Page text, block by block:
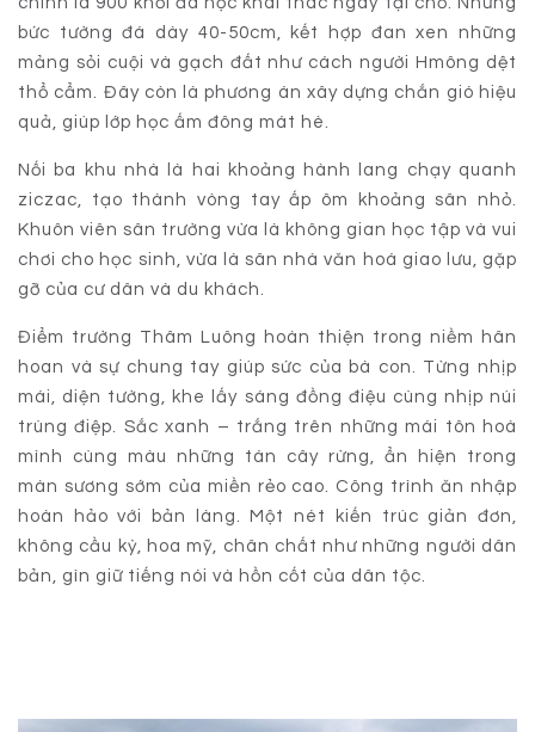
bức tường đá dày 40-50cm, kết hợp đan xen những
mảng sỏi cuội và gạch đất như cách người Hmông dệt
thổ cẩm. Đây còn là phương án xây dựng chắn gió hiệu
quả, giúp lớp học ấm đông mát hè.
Nối ba khu nhà là hai khoảng hành lang chạy quanh
ziczac, tạo thành vòng tay ấp ôm khoảng sân nhỏ.
Khuôn viên sân trường vừa là không gian học tập và vui
chơi cho học sinh, vừa là sân nhà văn hoá giao lưu, gặp
gỡ của cư dân và du khách.
Điểm trường Thâm Luông hoàn thiện trong niềm hân
hoan và sự chung tay giúp sức của bà con. Từng nhịp
mái, diện tường, khe lấy sáng đồng điệu cùng nhịp núi
trùng điệp. Sắc xanh – trắng trên những mái tôn hoà
mình cùng màu những tán cây rừng, ẩn hiện trong
màn sương sớm của miền rẻo cao. Công trình ăn nhập
hoàn hảo với bản làng. Một nét kiến trúc giản đơn,
không cầu kỳ, hoa mỹ, chân chất như những người dân
bản, gìn giữ tiếng nói và hồn cốt của dân tộc.